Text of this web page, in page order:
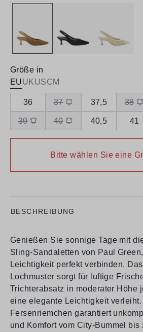
Größe in
EUUKUSCM
36 37 37,5 38
39 40 40,5 41
Bitte wählen Sie eine
BESCHREIBUNG
Genießen Sie sonnige Tage mit
Sling-Sandaletten von Paul
Leichtigkeit perfekt verbinden.
Lochmuster sorgt für luftige
Trichterabsatz in moderater Höhe
eine elegante Leichtigkeit
Fersenriemchen garantiert
und Komfort vom City-Bummel bis